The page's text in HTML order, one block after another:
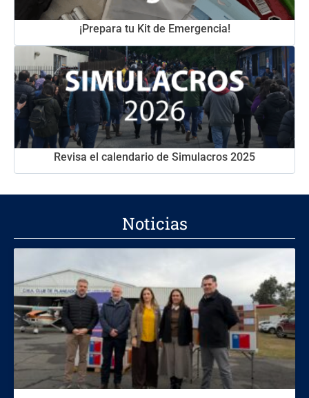
¡Prepara tu Kit de Emergencia!
Revisa el calendario de Simulacros 2025
Noticias